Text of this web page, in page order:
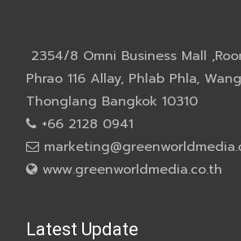
2354/8 Omni Business Mall
Phrao 116 Allay, Phlab Phla, Wang
Thonglang Bangkok 10310
+66 2128 0941
www.greenworldmedia.co.th
Latest Update